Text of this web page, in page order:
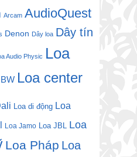
Arcam AudioQuest
Denon Dây loa Dây tín
Audio Physic Loa
BW Loa center
Loa di động Loa
Loa Jamo Loa JBL
Loa
Loa Pháp Loa